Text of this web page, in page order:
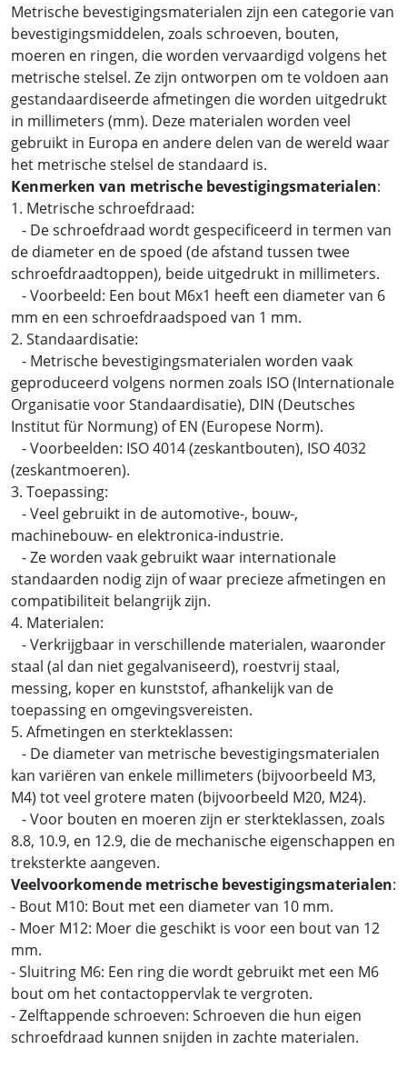
Metrische bevestigingsmaterialen zijn een categorie van
bevestigingsmiddelen, zoals schroeven, bouten,
moeren en ringen, die worden vervaardigd volgens het
metrische stelsel. Ze zijn ontworpen om te voldoen aan
gestandaardiseerde afmetingen die worden uitgedrukt
in millimeters (mm). Deze materialen worden veel
gebruikt in Europa en andere delen van de wereld waar
het metrische stelsel de standaard is.
Kenmerken van metrische bevestigingsmaterialen:
1. Metrische schroefdraad:
- De schroefdraad wordt gespecificeerd in termen van
de diameter en de spoed (de afstand tussen twee
schroefdraadtoppen), beide uitgedrukt in millimeters.
- Voorbeeld: Een bout M6x1 heeft een diameter van 6
mm en een schroefdraadspoed van 1 mm.
2. Standaardisatie:
- Metrische bevestigingsmaterialen worden vaak
geproduceerd volgens normen zoals ISO (Internationale
Organisatie voor Standaardisatie), DIN (Deutsches
Institut für Normung) of EN (Europese Norm).
- Voorbeelden: ISO 4014 (zeskantbouten), ISO 4032
(zeskantmoeren).
3. Toepassing:
- Veel gebruikt in de automotive-, bouw-,
machinebouw- en elektronica-industrie.
- Ze worden vaak gebruikt waar internationale
standaarden nodig zijn of waar precieze afmetingen en
compatibiliteit belangrijk zijn.
4. Materialen:
- Verkrijgbaar in verschillende materialen, waaronder
staal (al dan niet gegalvaniseerd), roestvrij staal,
messing, koper en kunststof, afhankelijk van de
toepassing en omgevingsvereisten.
5. Afmetingen en sterkteklassen:
- De diameter van metrische bevestigingsmaterialen
kan variëren van enkele millimeters (bijvoorbeeld M3,
M4) tot veel grotere maten (bijvoorbeeld M20, M24).
- Voor bouten en moeren zijn er sterkteklassen, zoals
8.8, 10.9, en 12.9, die de mechanische eigenschappen en
treksterkte aangeven.
Veelvoorkomende metrische bevestigingsmaterialen:
- Bout M10: Bout met een diameter van 10 mm.
- Moer M12: Moer die geschikt is voor een bout van 12
mm.
- Sluitring M6: Een ring die wordt gebruikt met een M6
bout om het contactoppervlak te vergroten.
- Zelftappende schroeven: Schroeven die hun eigen
schroefdraad kunnen snijden in zachte materialen.